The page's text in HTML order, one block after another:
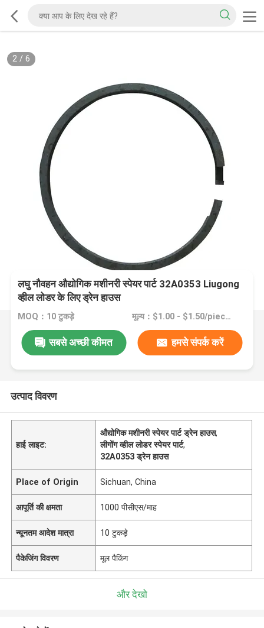
2/ 6
लघु नौवहन औद्योगिक मशीनरी स्पेयर पार्ट 32A0353 Liugong
व्हील लोडर के लिए ड्रेन हाउस
MOQ：10 टुकड़े मूल्य：$1.00 - $1.50/pieces
सबसे अच्छी कीमत हमसे संपर्क करें
उत्पाद विवरण
हाई लाइट:
औद्योगिक मशीनरी स्पेयर पार्ट ड्रेन हाउस,
लीगोंग व्हील लोडर स्पेयर पार्ट,
32A0353 ड्रेन हाउस
Place of Origin Sichuan, China
आपूर्ति की क्षमता 1000 पीसीएस/माह
न्यूनतम आदेश मात्रा 10 टुकड़े
पैकेजिंग विवरण मूल पैकिंग
और देखो